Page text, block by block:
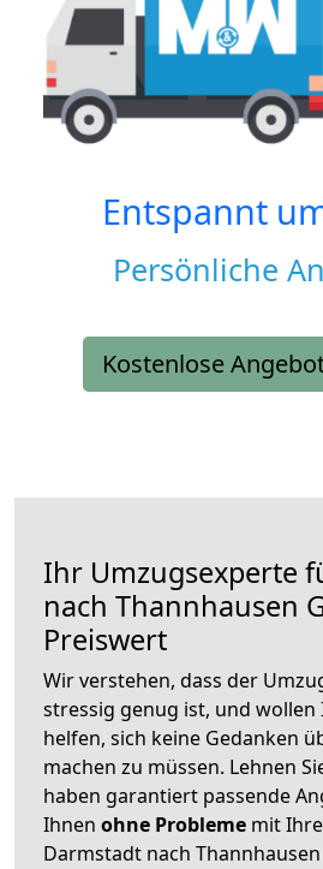
Entspannt
Persönliche
Kostenlose
Ihr Umzugsexperte
nach Thannhausen
Preiswert
Wir verstehen, dass der
stressig genug ist, und wollen
helfen, sich keine Gedanken
machen zu müssen. Lehnen
haben garantiert passende
Ihnen ohne Probleme mit
Darmstadt nach